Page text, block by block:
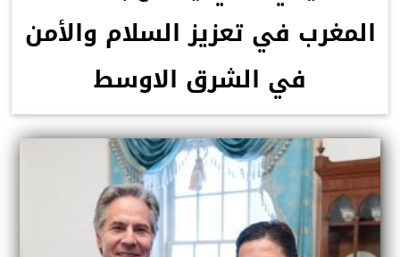
المغرب في تعزيز السلام والأمن
في الشرق الاوسط